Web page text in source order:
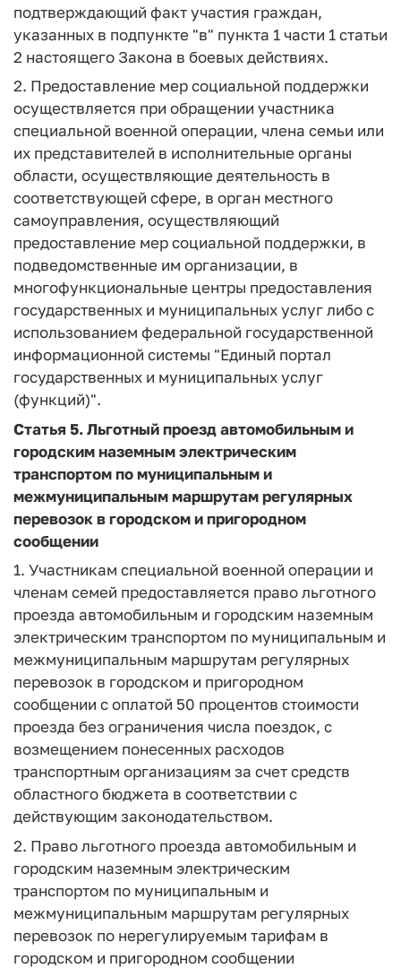
подтверждающий факт участия граждан,
указанных в подпункте "в" пункта 1 части 1 статьи
2 настоящего Закона в боевых действиях.
2. Предоставление мер социальной поддержки
осуществляется при обращении участника
специальной военной операции, члена семьи или
их представителей в исполнительные органы
области, осуществляющие деятельность в
соответствующей сфере, в орган местного
самоуправления, осуществляющий
предоставление мер социальной поддержки, в
подведомственные им организации, в
многофункциональные центры предоставления
государственных и муниципальных услуг либо с
использованием федеральной государственной
информационной системы "Единый портал
государственных и муниципальных услуг
(функций)".
Статья 5.Льготный проезд автомобильным и
городским наземным электрическим
транспортом по муниципальным и
межмуниципальным маршрутам регулярных
перевозок в городском и пригородном
сообщении
1. Участникам специальной военной операции и
членам семей предоставляется право льготного
проезда автомобильным и городским наземным
электрическим транспортом по муниципальным и
межмуниципальным маршрутам регулярных
перевозок в городском и пригородном
сообщении с оплатой 50 процентов стоимости
проезда без ограничения числа поездок, с
возмещением понесенных расходов
транспортным организациям за счет средств
областного бюджета в соответствии с
действующим законодательством.
2. Право льготного проезда автомобильным и
городским наземным электрическим
транспортом по муниципальным и
межмуниципальным маршрутам регулярных
перевозок по нерегулируемым тарифам в
городском и пригородном сообщении